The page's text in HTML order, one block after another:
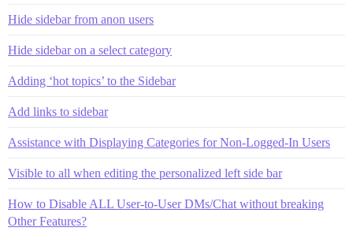
Hide sidebar from anon users
Hide sidebar on a select category
Adding ‘hot topics’ to the Sidebar
Add links to sidebar
Assistance with Displaying Categories for Non-Logged-In Users
Visible to all when editing the personalized left side bar
How to Disable ALL User-to-User DMs/Chat without breaking
Other Features?